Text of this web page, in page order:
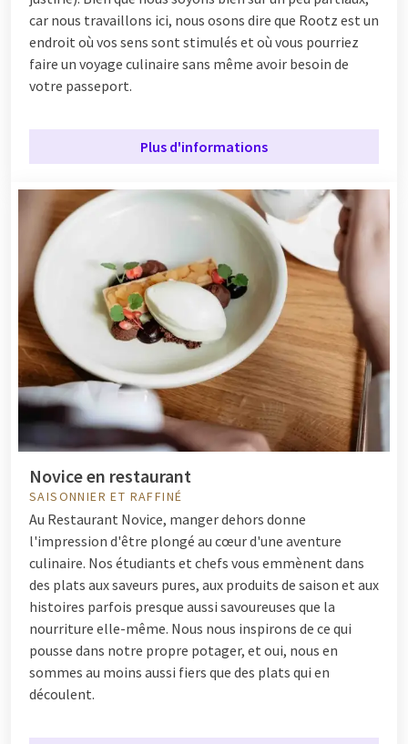
car nous travaillons ici, nous osons dire que Rootz est un
endroit où vos sens sont stimulés et où vous pourriez
faire un voyage culinaire sans même avoir besoin de
votre passeport.
Plus d'informations
Novice en restaurant
SAISONNIER ET RAFFINÉ
Au Restaurant Novice, manger dehors donne
l'impression d'être plongé au cœur d'une aventure
culinaire. Nos étudiants et chefs vous emmènent dans
des plats aux saveurs pures, aux produits de saison et aux
histoires parfois presque aussi savoureuses que la
nourriture elle-même. Nous nous inspirons de ce qui
pousse dans notre propre potager, et oui, nous en
sommes au moins aussi fiers que des plats qui en
découlent.